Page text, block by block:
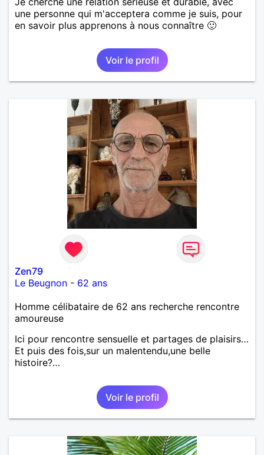
une personne qui m'acceptera comme je suis, pour
en savoir plus apprenons à nous connaître 🙂
Voir le profil
Zen79
Le Beugnon - 62 ans
Homme célibataire de 62 ans recherche rencontre
amoureuse
Ici pour rencontre sensuelle et partages de plaisirs…
Et puis des fois,sur un malentendu,une belle
histoire?…
Voir le profil